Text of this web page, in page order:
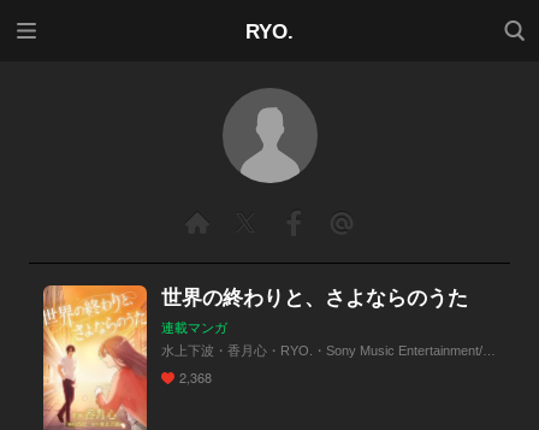
RYO.
検索
世界の終わりと、さよならのうた
連載マンガ
2,368